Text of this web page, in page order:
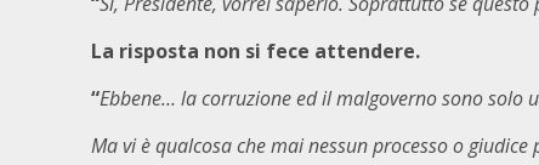
La risposta non si fece attendere.
“Ebbene… la corruzione ed il malgoverno sono solo
Ma vi è qualcosa che mai nessun processo o